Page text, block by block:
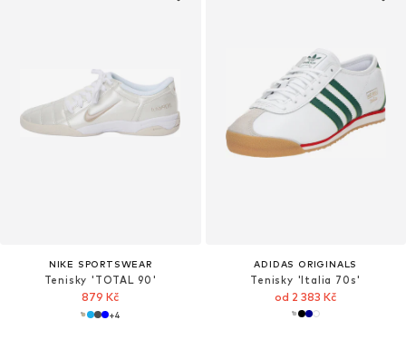
NIKE SPORTSWEAR
Tenisky 'TOTAL 90'
879 Kč
+4
ADIDAS ORIGINALS
Tenisky 'Italia 70s'
od 2 383 Kč